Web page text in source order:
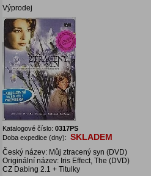
Výprodej
Katalogové číslo: 0317PS
Doba expedice (dny): SKLADEM
Český název: Můj ztracený syn (DVD)
Originální název: Iris Effect, The (DVD)
CZ Dabing 2.1 + Titulky